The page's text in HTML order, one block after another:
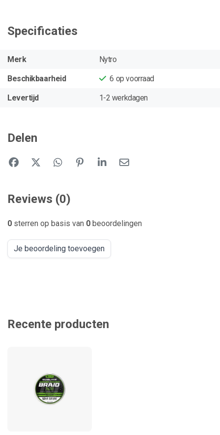
Specificaties
Merk Nytro
Beschikbaarheid 6 op voorraad
Levertijd 1-2 werkdagen
Delen
Reviews (0)
0 sterren op basis van 0 beoordelingen
Je beoordeling toevoegen
Recente producten